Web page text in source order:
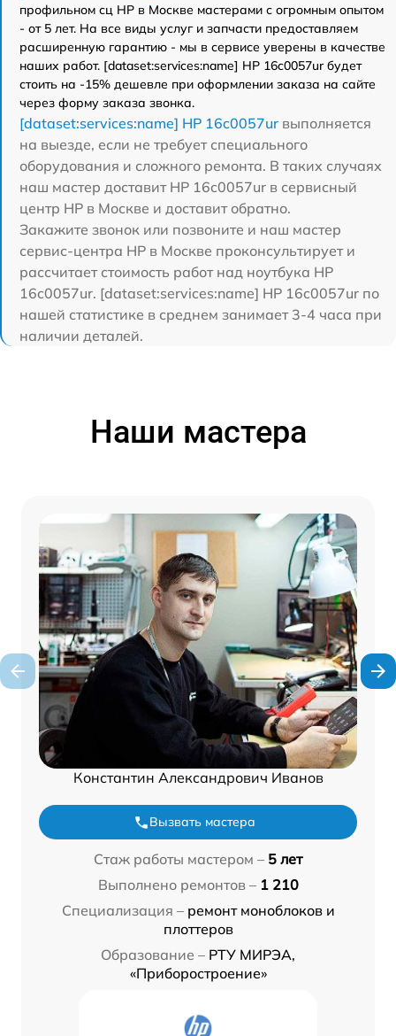
профильном сц HP в Москве мастерами с огромным опытом
- от 5 лет. На все виды услуг и запчасти предоставляем
расширенную гарантию - мы в сервисе уверены в качестве
наших работ. [dataset:services:name] HP 16c0057ur будет
стоить на -15% дешевле при оформлении заказа на сайте
через форму заказа звонка.
[dataset:services:name] HP 16c0057ur выполняется
на выезде, если не требует специального
оборудования и сложного ремонта. В таких случаях
наш мастер доставит HP 16c0057ur в сервисный
центр HP в Москве и доставит обратно.
Закажите звонок или позвоните и наш мастер
сервис-центра HP в Москве проконсультирует и
рассчитает стоимость работ над ноутбука HP
16c0057ur. [dataset:services:name] HP 16c0057ur по
нашей статистике в среднем занимает 3-4 часа при
наличии деталей.
Наши мастера
Константин Александрович Иванов
Вызвать мастера
Стаж работы мастером – 5 лет
Выполнено ремонтов – 1 210
Специализация – ремонт моноблоков и
плоттеров
Образование – РТУ МИРЭА,
«Приборостроение»